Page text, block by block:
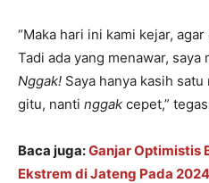
“Maka hari ini kami kejar,
Tadi ada yang menawar,
Nggak! Saya hanya kasih
gitu, nanti nggak cepet,”
Baca juga:Ganjar Optimistis
Ekstrem di Jateng Pada 2024